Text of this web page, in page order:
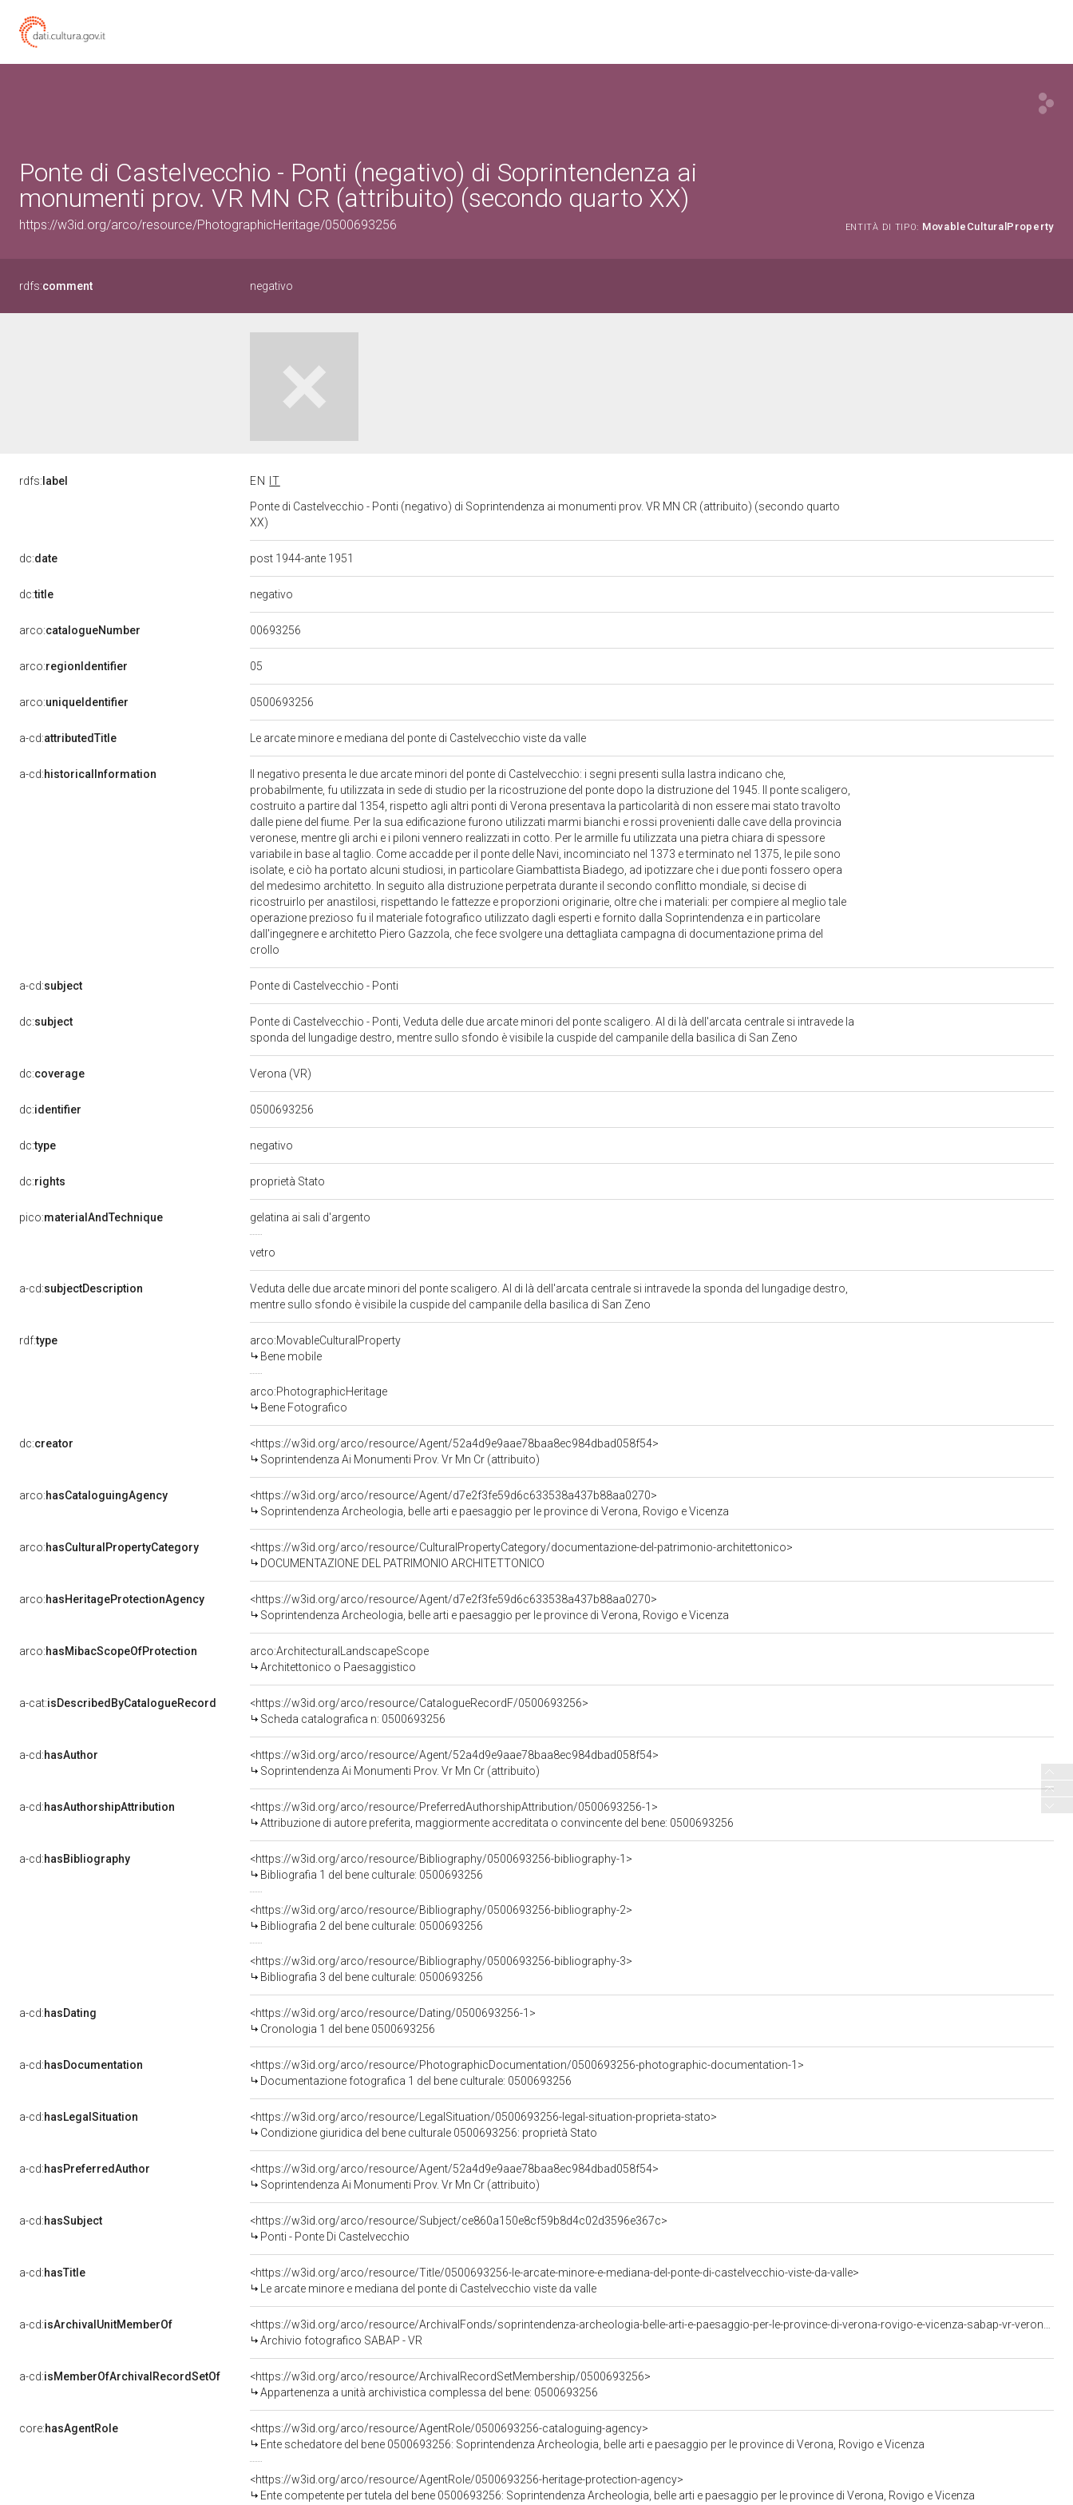
Ponte di Castelvecchio - Ponti (negativo) di Soprintendenza ai
monumenti prov. VR MN CR (attribuito) (secondo quarto XX)
https://w3id.org/arco/resource/PhotographicHeritage/0500693256 ENTITÀ DI TIPO: MovableCulturalProperty
rdfs:comment negativo
rdfs: label EN
IT
Ponte di Castelvecchio - Ponti (negativo) di Soprintendenza ai monumenti prov. VR MN CR (attribuito) (secondo quarto
XX)
dc:date post 1944-ante 1951
dc:title negativo
arco:catalogueNumber 00693256
arco:regionIdentifier 05
arco:uniqueIdentifier 0500693256
a-cd:attributedTitle Le arcate minore e mediana del ponte di Castelvecchio viste da valle
a-cd:historicalInformation
Il negativo presenta le due arcate minori del ponte di Castelvecchio: i segni presenti sulla lastra indicano che,
probabilmente, fu utilizzata in sede di studio per la ricostruzione del ponte dopo la distruzione del 1945. Il ponte scaligero,
costruito a partire dal 1354, rispetto agli altri ponti di Verona presentava la particolarità di non essere mai stato travolto
dalle piene del fiume. Per la sua edificazione furono utilizzati marmi bianchi e rossi provenienti dalle cave della provincia
veronese, mentre gli archi e i piloni vennero realizzati in cotto. Per le armille fu utilizzata una pietra chiara di spessore
variabile in base al taglio. Come accadde per il ponte delle Navi, incominciato nel 1373 e terminato nel 1375, le pile sono
isolate, e ciò ha portato alcuni studiosi, in particolare Giambattista Biadego, ad ipotizzare che i due ponti fossero opera
del medesimo architetto. In seguito alla distruzione perpetrata durante il secondo conflitto mondiale, si decise di
ricostruirlo per anastilosi, rispettando le fattezze e proporzioni originarie, oltre che i materiali: per compiere al meglio tale
operazione prezioso fu il materiale fotografico utilizzato dagli esperti e fornito dalla Soprintendenza e in particolare
dall'ingegnere e architetto Piero Gazzola, che fece svolgere una dettagliata campagna di documentazione prima del
crollo
a-cd:subject Ponte di Castelvecchio - Ponti
dc:subject Ponte di Castelvecchio - Ponti, Veduta delle due arcate minori del ponte scaligero. Al di là dell'arcata centrale si intravede la
sponda del lungadige destro, mentre sullo sfondo è visibile la cuspide del campanile della basilica di San Zeno
dc:coverage Verona (VR)
dc:identifier 0500693256
dc:type negativo
dc:rights proprietà Stato
pico:materialAndTechnique gelatina ai sali d'argento
vetro
a-cd:subjectDescription
Veduta delle due arcate minori del ponte scaligero. Al di là dell'arcata centrale si intravede la sponda del lungadige destro,
mentre sullo sfondo è visibile la cuspide del campanile della basilica di San Zeno
rdf:type
arco:MovableCulturalProperty
Bene mobile
arco:PhotographicHeritage
Bene Fotografico
dc:creator
<https://w3id.org/arco/resource/Agent/52a4d9e9aae78baa8ec984dbad058f54>
Soprintendenza Ai Monumenti Prov. Vr Mn Cr (attribuito)
arco:hasCataloguingAgency
<https://w3id.org/arco/resource/Agent/d7e2f3fe59d6c633538a437b88aa0270>
Soprintendenza Archeologia, belle arti e paesaggio per le province di Verona, Rovigo e Vicenza
arco:hasCulturalPropertyCategory
<https://w3id.org/arco/resource/CulturalPropertyCategory/documentazione-del-patrimonio-architettonico>
DOCUMENTAZIONE DEL PATRIMONIO ARCHITETTONICO
arco:hasHeritageProtectionAgency
<https://w3id.org/arco/resource/Agent/d7e2f3fe59d6c633538a437b88aa0270>
Soprintendenza Archeologia, belle arti e paesaggio per le province di Verona, Rovigo e Vicenza
arco:hasMibacScopeOfProtection
arco:ArchitecturalLandscapeScope
Architettonico o Paesaggistico
a-cat:isDescribedByCatalogueRecord
<https://w3id.org/arco/resource/CatalogueRecordF/0500693256>
Scheda catalografica n: 0500693256
a-cd:hasAuthor
<https://w3id.org/arco/resource/Agent/52a4d9e9aae78baa8ec984dbad058f54>
Soprintendenza Ai Monumenti Prov. Vr Mn Cr (attribuito)
a-cd:hasAuthorshipAttribution
<https://w3id.org/arco/resource/PreferredAuthorshipAttribution/0500693256-1>
Attribuzione di autore preferita, maggiormente accreditata o convincente del bene: 0500693256
a-cd:hasBibliography
<https://w3id.org/arco/resource/Bibliography/0500693256-bibliography-1>
Bibliografia 1 del bene culturale: 0500693256
<https://w3id.org/arco/resource/Bibliography/0500693256-bibliography-2>
Bibliografia 2 del bene culturale: 0500693256
<https://w3id.org/arco/resource/Bibliography/0500693256-bibliography-3>
Bibliografia 3 del bene culturale: 0500693256
a-cd:hasDating
<https://w3id.org/arco/resource/Dating/0500693256-1>
Cronologia 1 del bene 0500693256
a-cd:hasDocumentation
<https://w3id.org/arco/resource/PhotographicDocumentation/0500693256-photographic-documentation-1>
Documentazione fotografica 1 del bene culturale: 0500693256
a-cd:hasLegalSituation
<https://w3id.org/arco/resource/LegalSituation/0500693256-legal-situation-proprieta-stato>
Condizione giuridica del bene culturale 0500693256: proprietà Stato
a-cd:hasPreferredAuthor
<https://w3id.org/arco/resource/Agent/52a4d9e9aae78baa8ec984dbad058f54>
Soprintendenza Ai Monumenti Prov. Vr Mn Cr (attribuito)
a-cd:hasSubject
<https://w3id.org/arco/resource/Subject/ce860a150e8cf59b8d4c02d3596e367c>
Ponti - Ponte Di Castelvecchio
a-cd:hasTitle
<https://w3id.org/arco/resource/Title/0500693256-le-arcate-minore-e-mediana-del-ponte-di-castelvecchio-viste-da-valle>
Le arcate minore e mediana del ponte di Castelvecchio viste da valle
a-cd:isArchivalUnitMemberOf
Archivio fotografico SABAP - VR
a-cd:isMemberOfArchivalRecordSetOf
<https://w3id.org/arco/resource/ArchivalRecordSetMembership/0500693256>
Appartenenza a unità archivistica complessa del bene: 0500693256
core:hasAgentRole
<https://w3id.org/arco/resource/AgentRole/0500693256-cataloguing-agency>
Ente schedatore del bene 0500693256: Soprintendenza Archeologia, belle arti e paesaggio per le province di Verona, Rovigo e Vicenza
<https://w3id.org/arco/resource/AgentRole/0500693256-heritage-protection-agency>
Ente competente per tutela del bene 0500693256: Soprintendenza Archeologia, belle arti e paesaggio per le province di Verona, Rovigo e Vicenza